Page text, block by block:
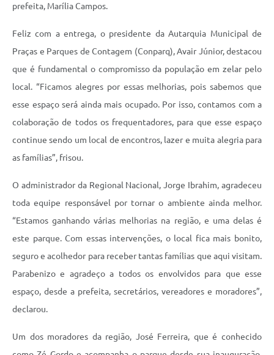
prefeita, Marília Campos.
Feliz com a entrega, o presidente da Autarquia Municipal de
Praças e Parques de Contagem (Conparq), Avair Júnior, destacou
que é fundamental o compromisso da população em zelar pelo
local. “Ficamos alegres por essas melhorias, pois sabemos que
esse espaço será ainda mais ocupado. Por isso, contamos com a
colaboração de todos os frequentadores, para que esse espaço
continue sendo um local de encontros, lazer e muita alegria para
as famílias”, frisou.
O administrador da Regional Nacional, Jorge Ibrahim, agradeceu
toda equipe responsável por tornar o ambiente ainda melhor.
“Estamos ganhando várias melhorias na região, e uma delas é
este parque. Com essas intervenções, o local fica mais bonito,
seguro e acolhedor para receber tantas famílias que aqui visitam.
Parabenizo e agradeço a todos os envolvidos para que esse
espaço, desde a prefeita, secretários, vereadores e moradores”,
declarou.
Um dos moradores da região, José Ferreira, que é conhecido